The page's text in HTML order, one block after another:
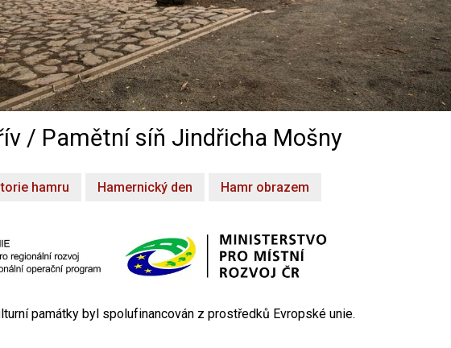
/ Pamětní síň Jindřicha Mošny
hamru Hamernický den Hamr obrazem
památky byl spolufinancován z prostředků Evropské unie.